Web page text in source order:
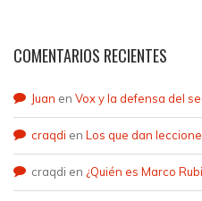
COMENTARIOS RECIENTES
Juan en Vox y la defensa del
craqdi en Los que dan
craqdi en ¿Quién es Marco